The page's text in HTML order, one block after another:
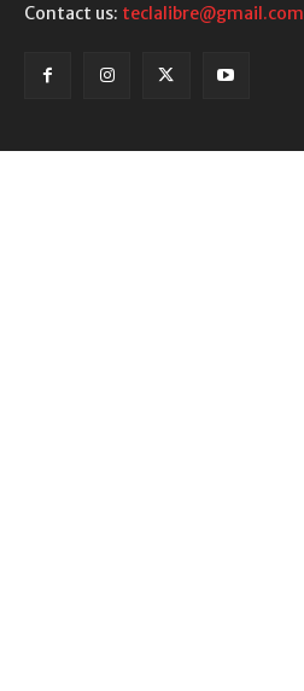
Contact us: teclalibre@gmail.com